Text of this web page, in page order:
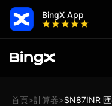
BingX App
首頁>計算器>SN87INR